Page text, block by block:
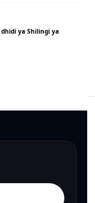
ya Shilingi ya